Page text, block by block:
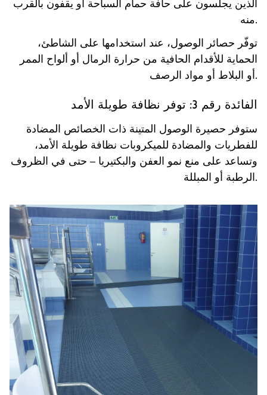
الذين يجلسون على حافة حمام السباحة أو يقفون بالقرب
منه.
توفّر حصائر الوصول، عند استخدامها على الشاطئ،
الحماية للأقدام الحافية من حرارة الرمال أو ألواح الممر
أو البلاط أو مواد الرصف.
الفائدة رقم 3: توفر نظافة طويلة الأمد
ستوفر حصيرة الوصول المتينة ذات الخصائص المضادة
للفطريات والمضادة للميكروبات نظافة طويلة الأمد،
وتساعد على منع نمو العفن والبكتيريا – حتى في الظروف
الرطبة أو المبللة.